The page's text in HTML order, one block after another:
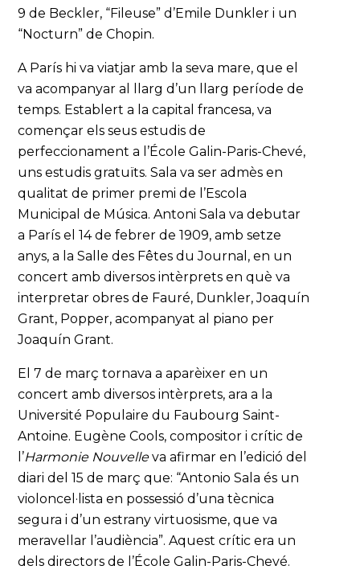
9 de Beckler, “Fileuse” d’Emile Dunkler i un
“Nocturn” de Chopin.
A París hi va viatjar amb la seva mare, que el
va acompanyar al llarg d’un llarg període de
temps. Establert a la capital francesa, va
començar els seus estudis de
perfeccionament a l’École Galin-Paris-Chevé,
uns estudis gratuïts. Sala va ser admès en
qualitat de primer premi de l’Escola
Municipal de Música. Antoni Sala va debutar
a París el 14 de febrer de 1909, amb setze
anys, a la Salle des Fêtes du Journal, en un
concert amb diversos intèrprets en què va
interpretar obres de Fauré, Dunkler, Joaquín
Grant, Popper, acompanyat al piano per
Joaquín Grant.
El 7 de març tornava a aparèixer en un
concert amb diversos intèrprets, ara a la
Université Populaire du Faubourg Saint-
Antoine. Eugène Cools, compositor i crític de
l’Harmonie Nouvelleva afirmar en l’edició del
diari del 15 de març que: “Antonio Sala és un
violoncel·lista en possessió d’una tècnica
segura i d’un estrany virtuosisme, que va
meravellar l’audiència”. Aquest crític era un
dels directors de l’École Galin-Paris-Chevé.